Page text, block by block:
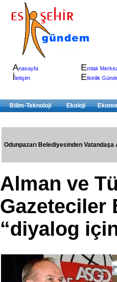
Anasayfa
İletişim
Emlak
Etkinlik
Bilim-Teknoloji Ekoloji
Odunpazarı Belediyesinden Vatandaşa
Alman ve
Gazeteciler
“diyalog